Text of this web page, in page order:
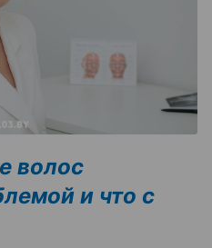
волос
и что с